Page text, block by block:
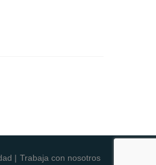
| Trabaja con nosotros